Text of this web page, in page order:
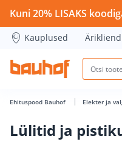
Lülitid ja pistikupesad -
Kuni 20% LISAKS
Kauplused
Ehituspood Bauhof Elekter ja
Lülitid ja